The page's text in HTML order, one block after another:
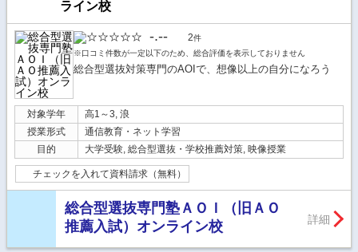
ライン校
-.-- 2件
※口コミ件数が一定以下のため、総合評価を表示しておりません
総合型選抜対策専門のAOIで、想像以上の自分になろう
対象学年
高1～3, 浪
授業形式
通信教育・ネット学習
目的
大学受験, 総合型選抜・学校推薦対策, 映像授業
チェックを入れて資料請求（無料）
総合型選抜専門塾ＡＯＩ（旧ＡＯ
推薦入試）オンライン校
詳細